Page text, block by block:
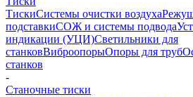
ТискиСистемы очистки воздуха
подставкиСОЖ и системы подвода
индикации (УЦИ)Светильники для
станковВиброопорыОпоры для труб
станков
-
Станочные тиски